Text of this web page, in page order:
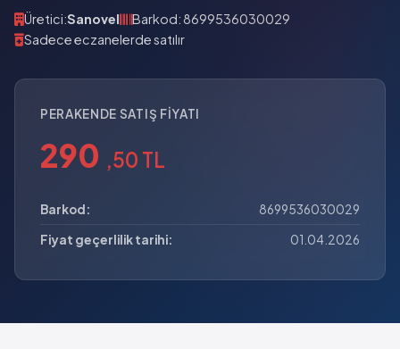
Üretici:Sanovel
Barkod: 8699536030029
Sadece eczanelerde satılır
PERAKENDE SATIŞ FIYATI
290 ,50 TL
Barkod:
8699536030029
Fiyat geçerlilik tarihi:
01.04.2026